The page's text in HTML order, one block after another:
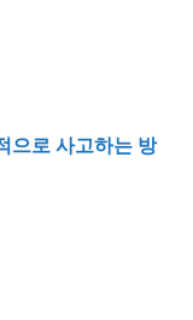
으로 사고하는 방